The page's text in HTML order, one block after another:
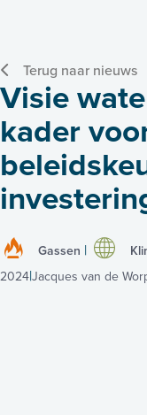
Terug naar nieuws
Visie
kader
Gassen
2024Jacques van de